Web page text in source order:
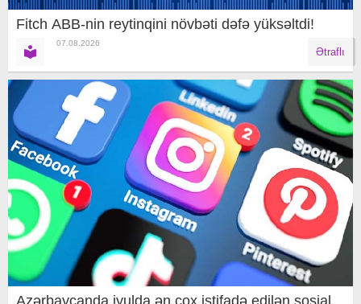
Fitch ABB-nin reytinqini növbəti dəfə yüksəltdi!
07.08.2026
Ətraflı
Azərbaycanda iyulda ən çox istifadə edilən sosial